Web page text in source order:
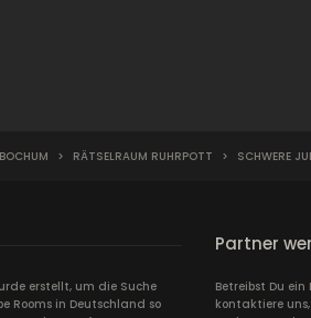
BOCHUM > RÄTSELRAUM RUHRPOTT > SCHWERE
erstellt, um die Suche
Rooms in Deutschland so
Partner
Betreibst Du ein
kontaktiere